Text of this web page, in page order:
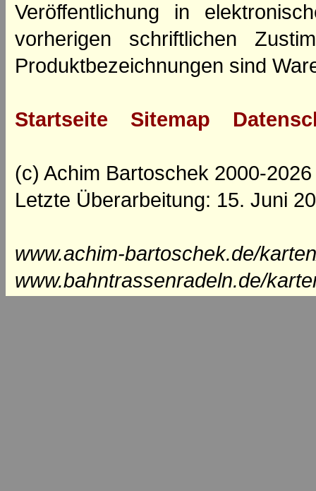
Veröffentlichung in
vorherigen schriftlichen
Produktbezeichnungen sind
Startseite Sitemap
(c) Achim Bartoschek 2000-2026
Letzte Überarbeitung: 15. Juni
www.achim-bartoschek.de/
www.bahntrassenradeln.de/